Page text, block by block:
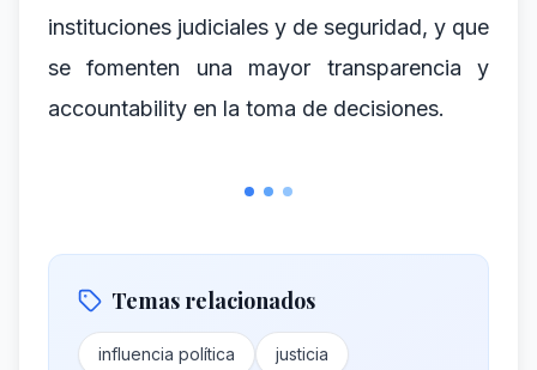
instituciones judiciales y de seguridad, y que
se fomenten una mayor transparencia y
accountability en la toma de decisiones.
Temas relacionados
influencia política justicia